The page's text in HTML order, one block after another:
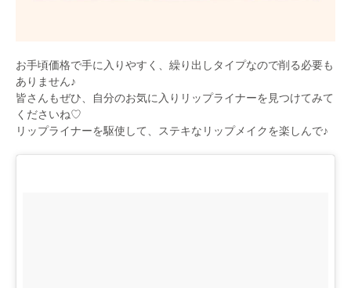
お手頃価格で手に入りやすく、繰り出しタイプなので削る必要も
ありません♪
皆さんもぜひ、自分のお気に入りリップライナーを見つけてみて
くださいね♡
リップライナーを駆使して、ステキなリップメイクを楽しんで♪